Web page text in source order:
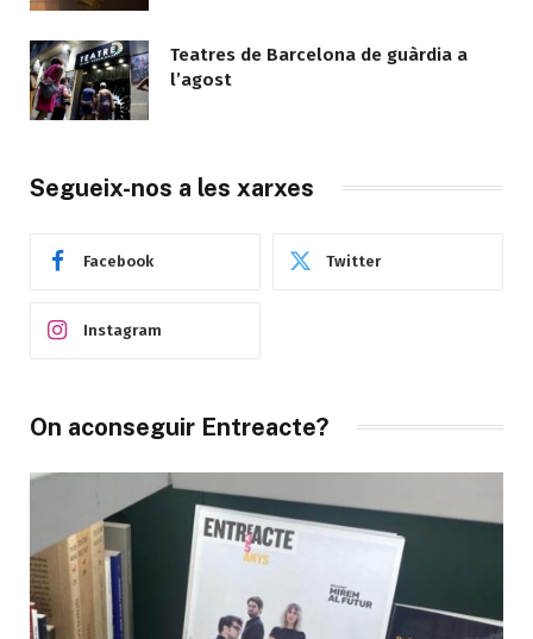
Teatres de Barcelona de guàrdia a
l’agost
Segueix-nos a les xarxes
Facebook Twitter
Instagram
On aconseguir Entreacte?